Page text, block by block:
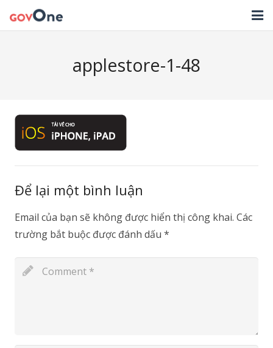
HỖ TRỢ
LIÊN HỆ
NHẬT KÝ CẬP NHẬT PHẦN MỀM
applestore-1-48
Để lại một bình luận
Email của bạn sẽ không được hiển thị công khai. Các
trường bắt buộc được đánh dấu *